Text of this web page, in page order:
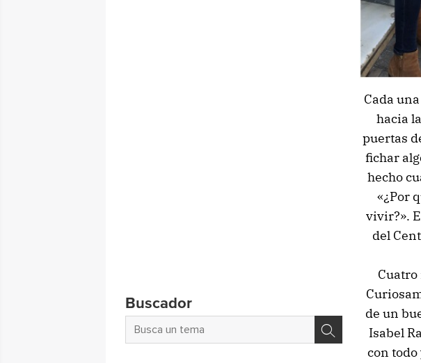
Cada
hacia
puertas
fichar
hecho
«¿Por
vivir?».
del
de un
Isabel
con
Buscador